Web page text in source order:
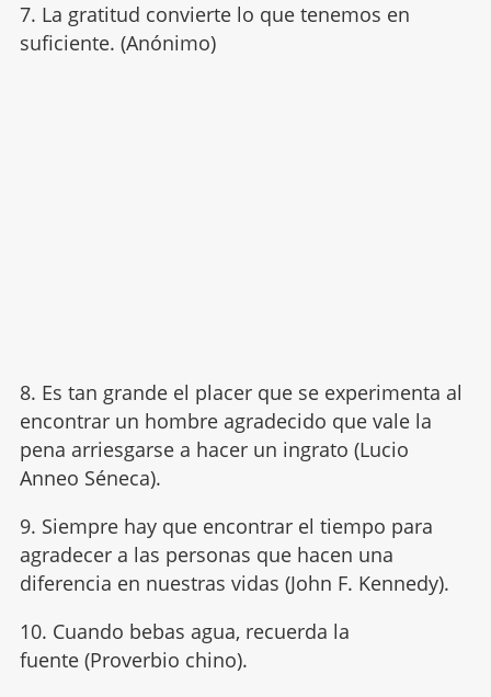
7. La gratitud convierte lo que tenemos en
suficiente. (Anónimo)
8. Es tan grande el placer que se experimenta al
encontrar un hombre agradecido que vale la
pena arriesgarse a hacer un ingrato (Lucio
Anneo Séneca).
9. Siempre hay que encontrar el tiempo para
agradecer a las personas que hacen una
diferencia en nuestras vidas (John F. Kennedy).
10. Cuando bebas agua, recuerda la
fuente (Proverbio chino).